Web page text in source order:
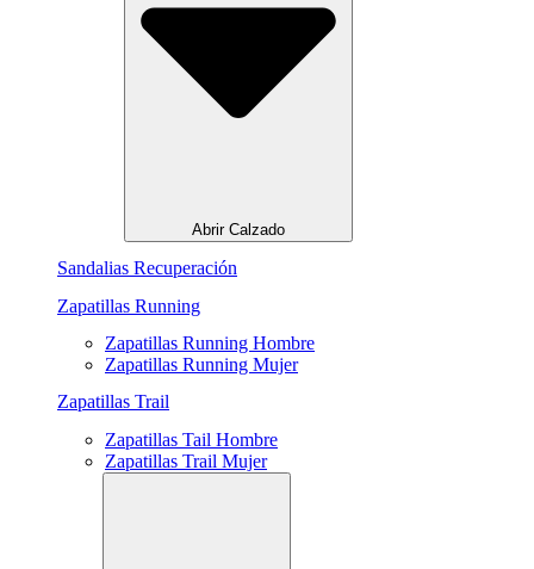
Abrir Calzado
Sandalias Recuperación
Zapatillas Running
Zapatillas Running Hombre
Zapatillas Running Mujer
Zapatillas Trail
Zapatillas Tail Hombre
Zapatillas Trail Mujer